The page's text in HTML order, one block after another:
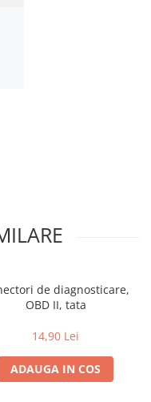
de diagnosticare,
OBD II, tata
14,90 Lei
ADAUGA IN COS